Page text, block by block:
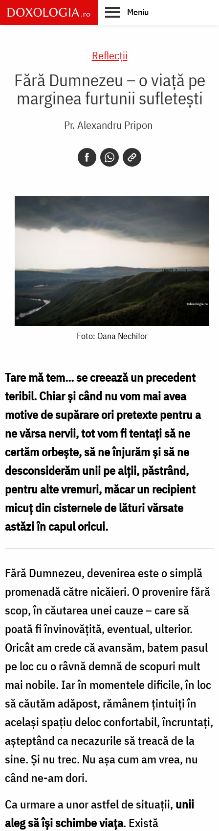
Skip
to
main
Meniu
Reflecții
Fără Dumnezeu – o viață pe
marginea furtunii sufletești
Pr. Alexandru Pripon
Nechifor
Foto: Oana Nechifor
Tare mă tem... se creează un precedent
teribil. Chiar și când nu vom mai avea
motive de supărare ori pretexte pentru a
ne vărsa nervii, tot vom fi tentați să ne
certăm orbește, să ne înjurăm și să ne
desconsiderăm unii pe alții, păstrând,
pentru alte vremuri, măcar un recipient
micuț din cisternele de lături vărsate
astăzi în capul oricui.
Fără Dumnezeu, devenirea este o simplă
promenadă către nicăieri. O provenire fără
scop, în căutarea unei cauze – care să
poată fi învinovățită, eventual, ulterior.
Oricât am crede că avansăm, batem pasul
pe loc cu o râvnă demnă de scopuri mult
mai nobile. Iar în momentele dificile, în loc
să căutăm adăpost, rămânem țintuiți în
același spațiu deloc confortabil, încruntați,
așteptând ca necazurile să treacă de la
sine. Și nu trec. Nu așa cum am vrea, nu
când ne-am dori.
Ca urmare a unor astfel de situații, unii
aleg să își schimbe viața. Există